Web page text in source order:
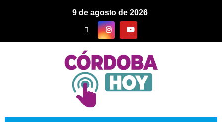
9 de agosto de 2026